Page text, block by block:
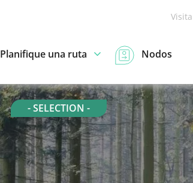
Planifique una ruta Nodos
- SELECTION -